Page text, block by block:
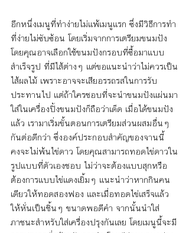
อีกหนึ่งเมนูที่ทำง่ายไม่แพ้เมนูแรก ซึ่งมีวิธีการทำ
ที่ง่ายไม่ซับซ้อน โดยเริ่มจากการเตรียมขนมปัง
โดยคุณอาจเลือกใช้ขนมปังกรอบที่ซื้อมาแบบ
สำเร็จรูป ที่มีไส้ต่างๆ แต่ขอแนะนำว่าไม่ควรเป็น
ไส้ผลไม้ เพราะอาจจะเสียอรรถรสในการรับ
ประทานไป แต่ถ้าใครชอบที่จะนำขนมปังแผ่นมา
ใส่ในเครื่องปิ้งขนมปังก็ถือว่าเด็ด เมื่อได้ขนมปัง
แล้ว เรามาเริ่มขั้นตอนการเตรียมส่วนผสมอื่นๆ
กันต่อดีกว่า ซึ่งองค์ประกอบสำคัญของจานนี้
คงจะไม่พ้นไข่ดาว โดยคุณสามารถทอดไข่ดาวใน
รูปแบบที่ตัวเองชอบ ไม่ว่าจะต้องแบบสุกหรือ
ต้องการแบบไข่แดงเยิ้มๆ แนะนำว่าหากกินคน
เดียวให้ทอดสองฟอง และเมื่อทอดไข่เสร็จแล้ว
ให้หั่นเป็นชิ้นๆ ขนาดพอดีคำ จากนั้นนำใส่
ภาชนะสำหรับใส่เครื่องปรุงกันเลย โดยเมนูนี้จะมี